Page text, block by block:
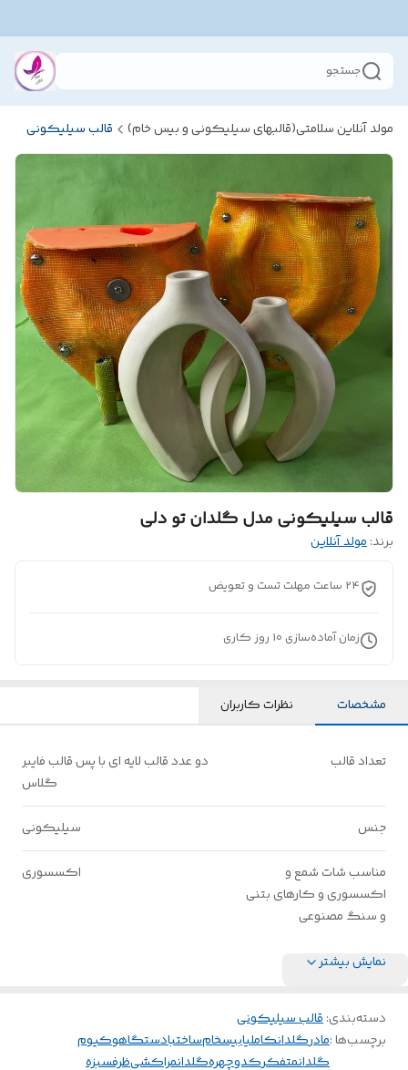
جستجو
مولد آنلاین سلامتی(قالبهای سیلیکونی و بیس خام) قالب سیلیکونی
قالب سیلیکونی مدل گلدان تو دلی
برند:مولد آنلاین
24 ساعت مهلت تست و تعویض
زمان آماده‌سازی 10 روز کاری
مشخصات نظرات کاربران
تعداد قالب
دو عدد قالب لایه ای با پس قالب فایبر
گلاس
جنس سیلیکونی
مناسب شات شمع و
اکسسوری و کارهای بتنی
و سنگ مصنوعی
اکسسوری
نمایش بیشتر
دسته‌بندی:قالب سیلیکونی
برچسب‌ها :مادرگلدانکاملیابیسخامساختبادستگاهوکیوم
گلدانمتفکرکدوچهرهگلدانمراکشیظرفسبزه